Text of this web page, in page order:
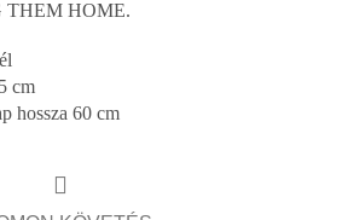
THEM HOME.
cm
hossza 60 cm